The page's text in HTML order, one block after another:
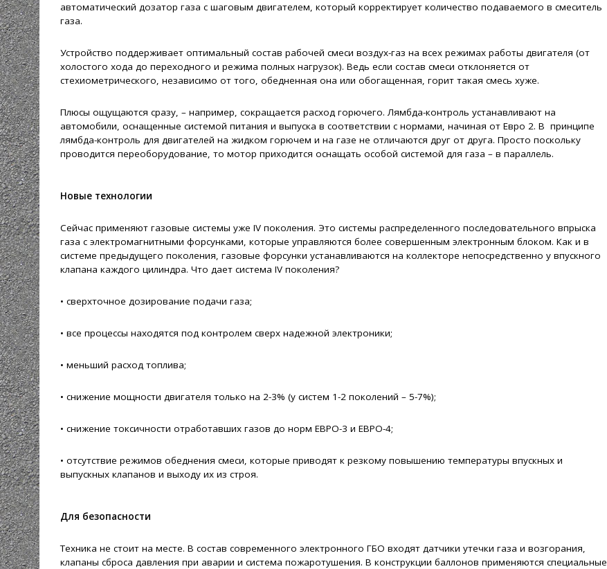
автоматический дозатор газа с шаговым двигателем, который корректирует количество подаваемого в смеситель
газа.
Устройство поддерживает оптимальный состав рабочей смеси воздух-газ на всех режимах работы двигателя (от
холостого хода до переходного и режима полных нагрузок). Ведь если состав смеси отклоняется от
стехиометрического, независимо от того, обедненная она или обогащенная, горит такая смесь хуже.
Плюсы ощущаются сразу, – например, сокращается расход горючего. Лямбда-контроль устанавливают на
автомобили, оснащенные системой питания и выпуска в соответствии с нормами, начиная от Евро 2. В принципе
лямбда-контроль для двигателей на жидком горючем и на газе не отличаются друг от друга. Просто поскольку
проводится переоборудование, то мотор приходится оснащать особой системой для газа – в параллель.
Новые технологии
Сейчас применяют газовые системы уже IV поколения. Это системы распределенного последовательного впрыска
газа с электромагнитными форсунками, которые управляются более совершенным электронным блоком. Как и в
системе предыдущего поколения, газовые форсунки устанавливаются на коллекторе непосредственно у впускного
клапана каждого цилиндра. Что дает система IV поколения?
• сверхточное дозирование подачи газа;
• все процессы находятся под контролем сверх надежной электроники;
• меньший расход топлива;
• снижение мощности двигателя только на 2-3% (у систем 1-2 поколений – 5-7%);
• снижение токсичности отработавших газов до норм ЕВРО-3 и ЕВРО-4;
• отсутствие режимов обеднения смеси, которые приводят к резкому повышению температуры впускных и
выпускных клапанов и выходу их из строя.
Для безопасности
Техника не стоит на месте. В состав современного электронного ГБО входят датчики утечки газа и возгорания,
клапаны сброса давления при аварии и система пожаротушения. В конструкции баллонов применяются специальные